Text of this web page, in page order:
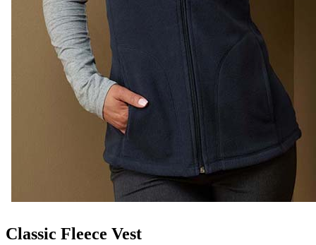
Classic Fleece Vest